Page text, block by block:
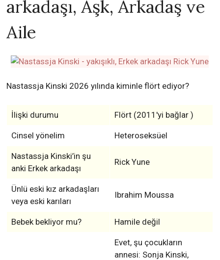
arkadaşı, Aşk, Arkadaş ve
Aile
Nastassja Kinski 2026 yılında kiminle flört ediyor?
İlişki durumu Flört (2011'yi bağlar )
Cinsel yönelim Heteroseksüel
Nastassja Kinski’in şu
anki Erkek arkadaşı
Rick Yune
Ünlü eski kız arkadaşları
veya eski karıları
Ibrahim Moussa
Bebek bekliyor mu? Hamile değil
Evet, şu çocukların
annesi: Sonja Kinski,